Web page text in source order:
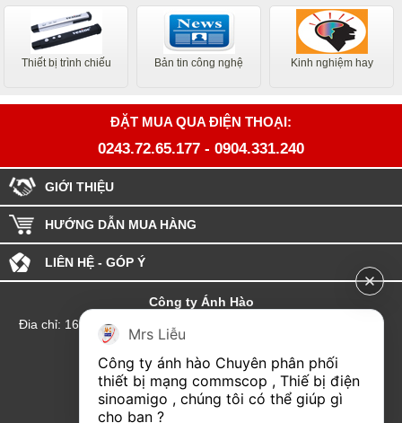
Thiết bị trình chiếu Bản tin công nghệ Kinh nghiệm hay
ĐẶT MUA QUA ĐIỆN THOẠI:
0243.72.65.177 - 0904.331.240
GIỚI THIỆU
HƯỚNG DẪN MUA HÀNG
LIÊN HỆ - GÓP Ý
Công ty Ánh Hào
Đia chỉ: 164 Phố Chùa Láng - Phường Láng - Thành phố Hà Nội
Email: Kinhdoanhanhhao@gmail.com
Đại lý Hải Phòng
Mrs Liễu
Công ty ánh hào Chuyên phân phối
thiết bị mạng commscop , Thiế bị điện
sinoamigo , chúng tôi có thể giúp gì
cho bạn ?